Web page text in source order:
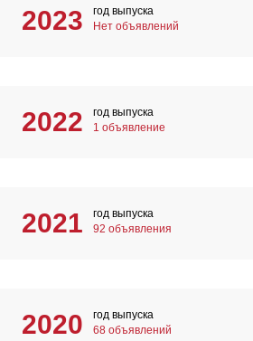
2023
год выпуска
Нет объявлений
2022
год выпуска
1 объявление
2021
год выпуска
92 объявления
2020
год выпуска
68 объявлений